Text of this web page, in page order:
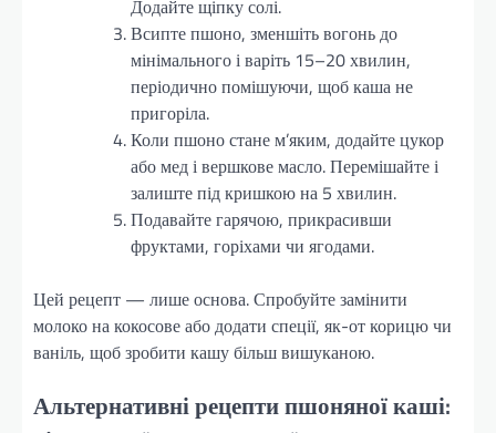
Додайте щіпку солі.
Всипте пшоно, зменшіть вогонь до
мінімального і варіть 15–20 хвилин,
періодично помішуючи, щоб каша не
пригоріла.
Коли пшоно стане м’яким, додайте цукор
або мед і вершкове масло. Перемішайте і
залиште під кришкою на 5 хвилин.
Подавайте гарячою, прикрасивши
фруктами, горіхами чи ягодами.
Цей рецепт — лише основа. Спробуйте замінити
молоко на кокосове або додати спеції, як-от корицю чи
ваніль, щоб зробити кашу більш вишуканою.
Альтернативні рецепти пшоняної каші: